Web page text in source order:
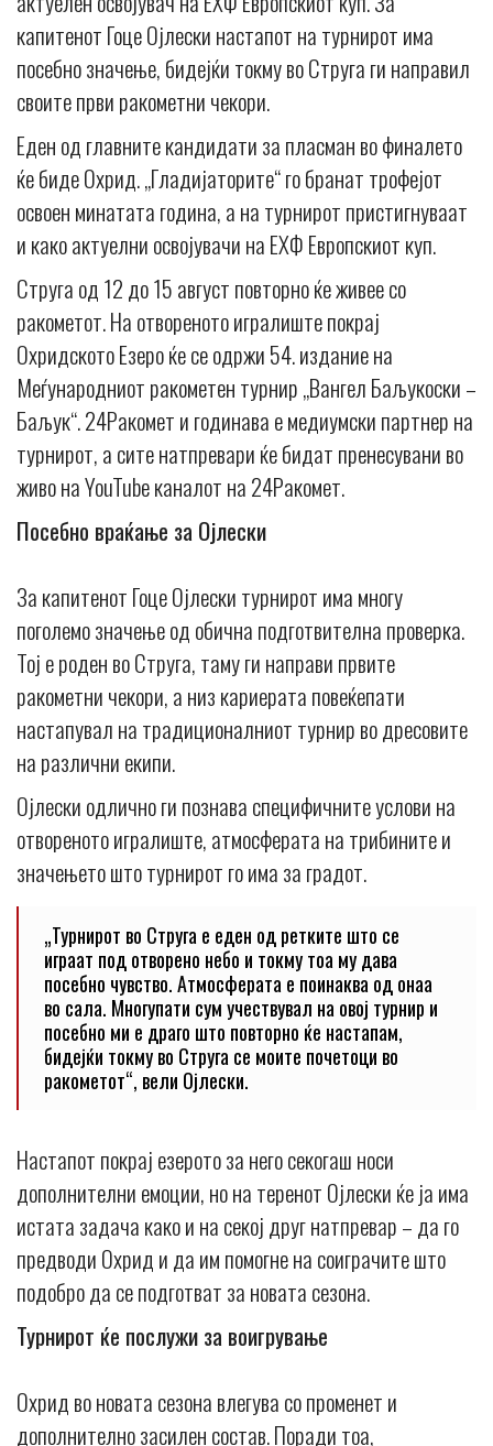
капитенот Гоце Ојлески настапот на турнирот има
посебно значење, бидејќи токму во Струга ги направил
своите први ракометни чекори.
Еден од главните кандидати за пласман во финалето
ќе биде Охрид. „Гладијаторите“ го бранат трофејот
освоен минатата година, а на турнирот пристигнуваат
и како актуелни освојувачи на ЕХФ Европскиот куп.
Струга од 12 до 15 август повторно ќе живее со
ракометот. На отвореното игралиште покрај
Охридското Езеро ќе се одржи 54. издание на
Меѓународниот ракометен турнир „Вангел Баљукоски –
Баљук“. 24Ракомет и годинава е медиумски партнер на
турнирот, а сите натпревари ќе бидат пренесувани во
живо на YouTube каналот на 24Ракомет.
Посебно враќање за Ојлески
За капитенот Гоце Ојлески турнирот има многу
поголемо значење од обична подготвителна проверка.
Тој е роден во Струга, таму ги направи првите
ракометни чекори, а низ кариерата повеќепати
настапувал на традиционалниот турнир во дресовите
на различни екипи.
Ојлески одлично ги познава специфичните услови на
отвореното игралиште, атмосферата на трибините и
значењето што турнирот го има за градот.
„Турнирот во Струга е еден од ретките што се
играат под отворено небо и токму тоа му дава
посебно чувство. Атмосферата е поинаква од онаа
во сала. Многупати сум учествувал на овој турнир и
посебно ми е драго што повторно ќе настапам,
бидејќи токму во Струга се моите почетоци во
ракометот“, вели Ојлески.
Настапот покрај езерото за него секогаш носи
дополнителни емоции, но на теренот Ојлески ќе ја има
истата задача како и на секој друг натпревар – да го
предводи Охрид и да им помогне на соиграчите што
подобро да се подготват за новата сезона.
Турнирот ќе послужи за воигрување
Охрид во новата сезона влегува со променет и
дополнително засилен состав. Поради тоа,